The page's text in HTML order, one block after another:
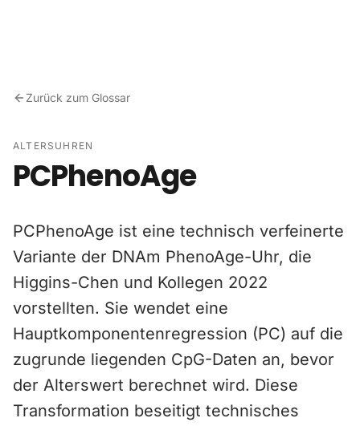
Zurück zum Glossar
ALTERSUHREN
PCPhenoAge
PCPhenoAge ist eine technisch verfeinerte
Variante der DNAm PhenoAge-Uhr, die
Higgins-Chen und Kollegen 2022
vorstellten. Sie wendet eine
Hauptkomponentenregression (PC) auf die
zugrunde liegenden CpG-Daten an, bevor
der Alterswert berechnet wird. Diese
Transformation beseitigt technisches